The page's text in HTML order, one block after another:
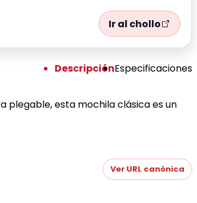
Ir al chollo
DescripciónEspecificaciones
plegable, esta mochila clásica es un
Ver URL canónica